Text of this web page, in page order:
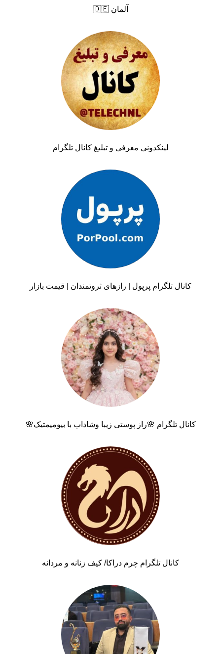
آلمان 🇩🇪
لینکدونی معرفی و تبلیغ کانال تلگرام
کانال تلگرام پرپول | رازهای ثروتمندان | قیمت بازار
کانال تلگرام 🌸راز پوستی زیبا وشاداب با بیومیمتیک🌸
کانال تلگرام چرم دراکا/ کیف زنانه و مردانه